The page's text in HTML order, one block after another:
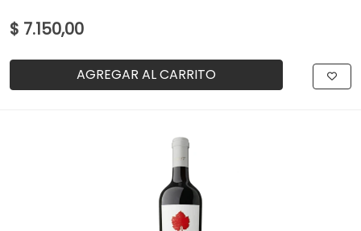
$ 7.150,00
AGREGAR AL CARRITO